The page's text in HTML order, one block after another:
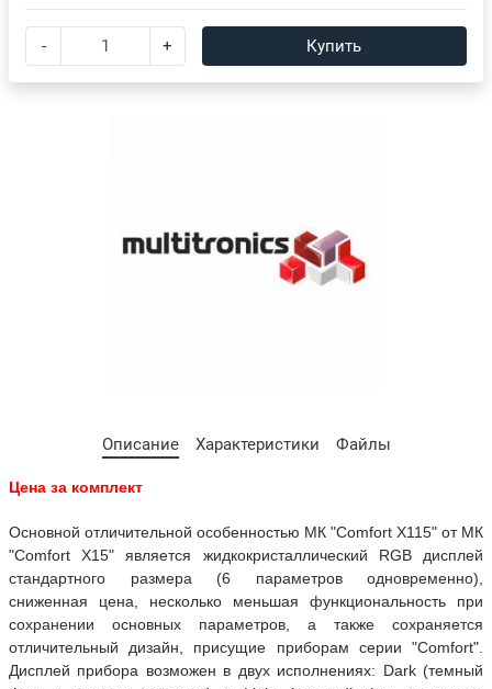
Описание Характеристики Файлы
Цена за комплект
Основной отличительной особенностью МК "Comfort X115" от МК
"Comfort X15" является жидкокристаллический RGB дисплей
стандартного размера (6 параметров одновременно),
сниженная цена, несколько меньшая функциональность при
сохранении основных параметров, а также сохраняется
отличительный дизайн, присущие приборам серии "Comfort".
Дисплей прибора возможен в двух исполнениях: Dark (темный
- + Купить